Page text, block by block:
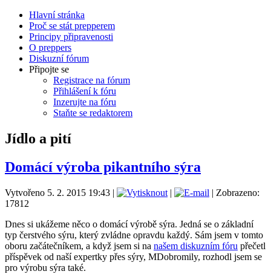
Hlavní stránka
Proč se stát prepperem
Principy připravenosti
O preppers
Diskuzní fórum
Připojte se
Registrace na fórum
Přihlášení k fóru
Inzerujte na fóru
Staňte se redaktorem
Jídlo a pití
Domácí výroba pikantního sýra
Vytvořeno 5. 2. 2015 19:43 | |
| Zobrazeno:
17812
Dnes si ukážeme něco o domácí výrobě sýra. Jedná se o základní
typ čerstvého sýru, který zvládne opravdu každý. Sám jsem v tomto
oboru začátečníkem, a když jsem si na našem diskuzním fóru přečetl
příspěvek od naší expertky přes sýry, MDobromily, rozhodl jsem se
pro výrobu sýra také.